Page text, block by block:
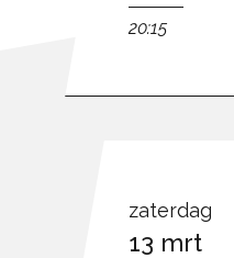
20:15
zaterdag
13 mrt